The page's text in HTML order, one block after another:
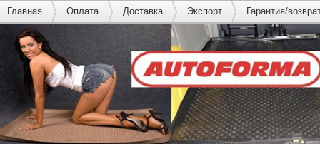
Главная Оплата Доставка Экспорт Гарантия/